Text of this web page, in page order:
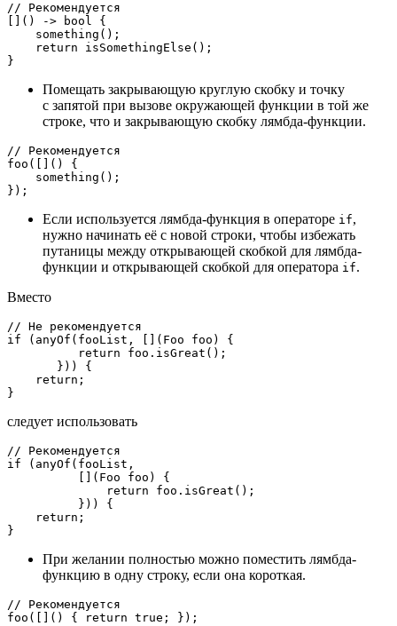
// Рекомендуется
[]() ->
bool {
something ();
return
isSomethingElse ();
Помещать закрывающую круглую скобку и точку
с запятой при вызове окружающей функции в той же
строке, что и закрывающую скобку лямбда-функции.
// Рекомендуется
foo ([]() {
something ();
Если используется лямбда-функция в операторе if,
нужно начинать её с новой строки, чтобы избежать
путаницы между открывающей скобкой для лямбда-
функции и открывающей скобкой для оператора if.
Вместо
// Не рекомендуется
if ( anyOf (fooList, [](Foo foo) {
return foo. isGreat ();
       })) {
return ;
следует использовать
// Рекомендуется
if ( anyOf (fooList,
          [](Foo foo) {
return foo. isGreat ();
          })) {
return ;
При желании полностью можно поместить лямбда-
функцию в одну строку, если она короткая.
// Рекомендуется
foo ([]() { return true ; });